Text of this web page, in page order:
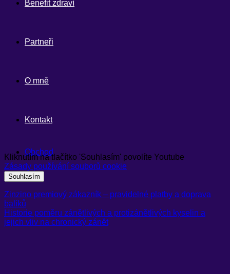
Benefit zdraví
Partneři
O mně
Kontakt
Obchod
Kliknutím na tlačítko 'Souhlasím' povolíte Youtube
Zásady používání souborů cookie
Souhlasím
Zinzino premiový zákazník – pravidelné platby a doprava
balíků
Historie poměru zánětlivých a protizánětlivých kyselin a
jejich vliv na chronický zánět